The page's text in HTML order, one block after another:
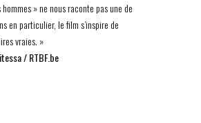
» ne nous raconte pas une de
en particulier, le film s’inspire de
vraies. »
/ RTBF.be